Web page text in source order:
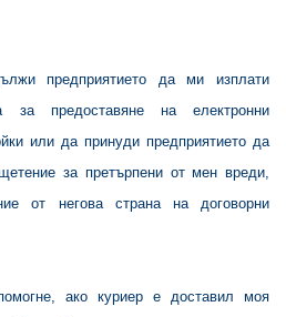
предприятието да ми изплати
за предоставяне на електронни
или да принуди предприятието да
за претърпени от мен вреди,
от негова страна на договорни
ако куриер е доставил моя